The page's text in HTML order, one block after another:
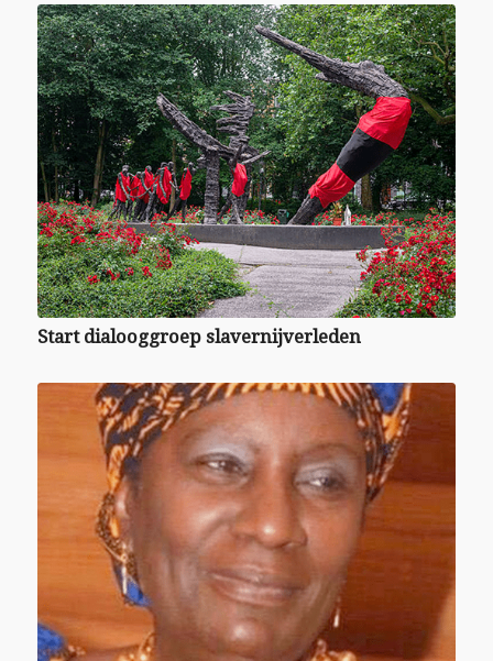
Start dialooggroep slavernijverleden